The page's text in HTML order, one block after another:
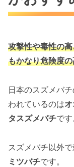
攻撃性や毒性の
もかなり危険度
日本のスズメバ
われているのは
タスズメバチです
スズメバチ以外
ミツバチです。